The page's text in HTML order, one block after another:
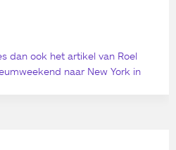
dan ook het artikel van Roel
naar New York in